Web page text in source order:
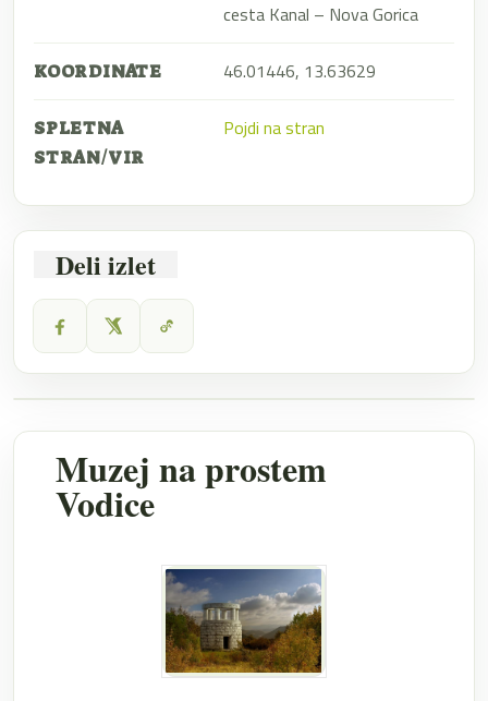
cesta Kanal – Nova Gorica
KOORDINATE 46.01446, 13.63629
SPLETNA
STRAN/VIR
Pojdi na stran
Deli izlet
Muzej na prostem
Vodice